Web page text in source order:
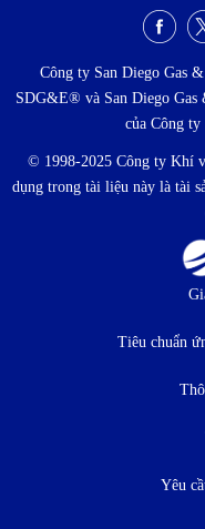
xãCông ty San Diego Gas
SDG&E® và San Diego Gas
của Công ty
© 1998-2025 Công ty Khí
dụng trong tài liệu này là tài
Tiêu chuẩn
Yêu